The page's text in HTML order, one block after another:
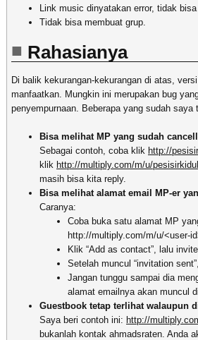
Link music dinyatakan error, tidak
Tidak bisa membuat grup.
Rahasianya
Di balik kekurangan-kekurangan di atas,
manfaatkan. Mungkin ini merupakan bug
penyempurnaan. Beberapa yang sudah saya
Bisa melihat MP yang sudah
Sebagai contoh, coba klik http://
klik http://multiply.com/m/u/pesisirkidul
masih bisa kita reply.
Bisa melihat alamat email MP-er
Caranya:
Coba buka satu alamat MP
http://multiply.com/m/u/<user-
Klik “Add as contact”, lalu
Setelah muncul “invitation
Jangan tunggu sampai dia
alamat emailnya akan muncul
Guestbook tetap terlihat walaupun
Saya beri contoh ini: http://
bukanlah kontak ahmadsraten. Anda